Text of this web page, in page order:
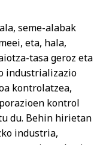
seme-alabak
eta, hala,
tasa geroz eta
industrializazio
kontrolatzea,
kontrol
du. Behin hirietan
industria,